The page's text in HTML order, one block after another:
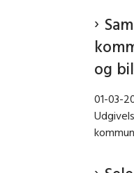
og
01-03-